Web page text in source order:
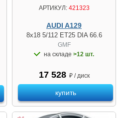
АРТИКУЛ:421323
AUDI A129
8x18 5/112 ET25 DIA 66.6
GMF
на складе >12 шт.
17 528 ₽ / диск
купить